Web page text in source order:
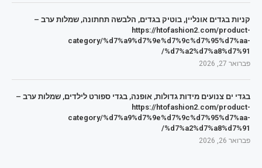
קניות בגדים אונליין, בוטיק בגדים, הלבשה תחתונה, שמלות ערב –
https://htofashion2.com/product-
category/%d7%a9%d7%9e%d7%9c%d7%95%d7%aa-
%d7%a2%d7%a8%d7%91/
פברואר 27, 2026
בגדי ים צנועים מידות גדולות, אופנה, בגדי ספורט לילדים, שמלות ערב –
https://htofashion2.com/product-
category/%d7%a9%d7%9e%d7%9c%d7%95%d7%aa-
%d7%a2%d7%a8%d7%91/
פברואר 26, 2026